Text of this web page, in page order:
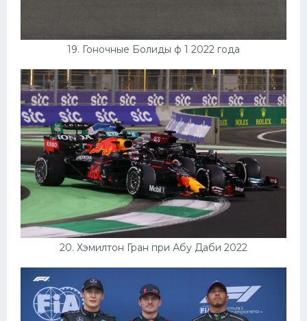
19. Гоночные Болиды ф 1 2022 года
20. Хэмилтон Гран при Абу Даби 2022